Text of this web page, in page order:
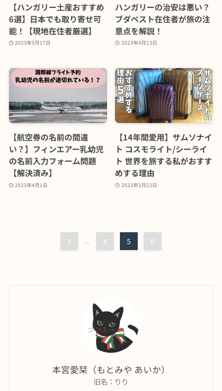
【ハンガリー土産おすすめ
6選】日本でも取り寄せ可
能！【現地在住者厳選】
2023年5月17日
ハンガリーの治安は悪い？
ブダペスト在住者が旅の注
意点を解説！
2023年4月13日
【航空券の名前の間違
い？】フィンエアー乳幼児
の名前入力フォーム問題
【解決済み】
2023年4月1日
【14年間愛用】サムソナイ
ト コスモライト/シーライ
ト 世界を旅する私がおすす
めする理由
2023年3月23日
1 ... 4 5 6
本宮愛栞（もとみや あいか）
旧名：りり